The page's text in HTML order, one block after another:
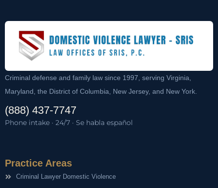
Criminal defense and family law since 1997, serving Virginia,
Maryland, the District of Columbia, New Jersey, and New York.
(888) 437-7747
Phone intake · 24/7 · Se habla español
Practice Areas
Criminal Lawyer Domestic Violence